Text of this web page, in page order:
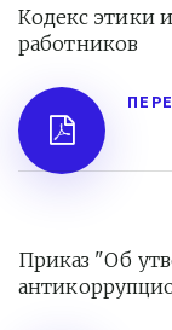
Кодекс этики
работников
Приказ "Об